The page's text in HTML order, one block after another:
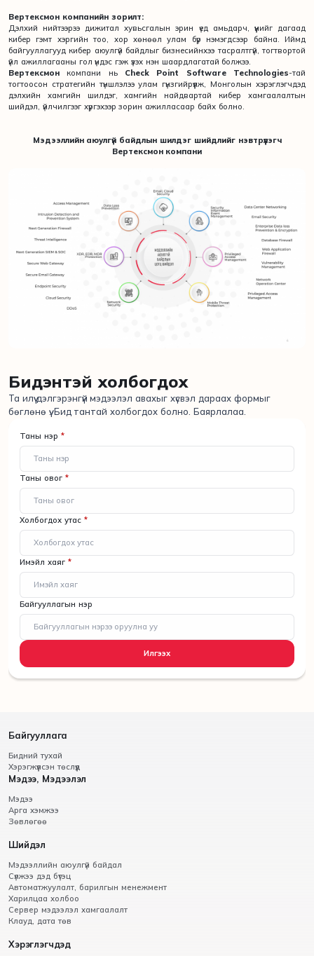
Вертексмон компанийн зорилт:
Дэлхий нийтээрээ дижитал хувьсгалын эрин үед амьдарч, үүнийг дагаад
кибер гэмт хэргийн тоо, хор хөнөөл улам бүр нэмэгдсээр байна. Иймд
байгууллагууд кибер аюулгүй байдлыг бизнесийнхээ тасралтгүй, тогтвортой
үйл ажиллагааны гол үндэс гэж үзэх нэн шаардлагатай болжээ.
Вертексмонкомпани нь Check Point Software Technologies-тай
тогтоосон стратегийн түншлэлээ улам гүнзгийрүүлж, Монголын хэрэглэгчдэд
дэлхийн хамгийн шилдэг, хамгийн найдвартай кибер хамгаалалтын
шийдэл, үйлчилгээг хүргэхээр зорин ажилласаар байх болно.
Мэдээллийн аюулгүй байдлын шилдэг шийдлийг нэвтрүүлэгч
Вертексмон компани
Бидэнтэй холбогдох
Та илүү дэлгэрэнгүй мэдээлэл авахыг хүсвэл дараах формыг
бөглөнө үү. Бид тантай холбогдох болно. Баярлалаа.
Таны нэр *
Таны овог *
Холбогдох утас *
Имэйл хаяг *
Байгууллагын нэр
Илгээх
Байгууллага
Бидний тухай
Хэрэгжүүлсэн төслүүд
Мэдээ, Мэдээлэл
Мэдээ
Арга хэмжээ
Зөвлөгөө
Шийдэл
Мэдээллийн аюулгүй байдал
Сүлжээ дэд бүтэц
Автоматжуулалт, барилгын менежмент
Харилцаа холбоо
Сервер мэдээлэл хамгаалалт
Клауд, дата төв
Хэрэглэгчдэд